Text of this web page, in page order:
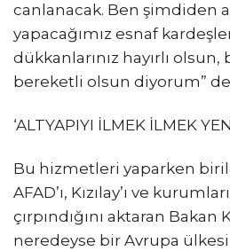
canlanacak. Ben şimdiden
yapacağımız esnaf
dükkanlarınız hayırlı olsun,
bereketli olsun diyorum”
‘ALTYAPIYI İLMEK İLMEK
Bu hizmetleri yaparken
AFAD’ı, Kızılay’ı ve
çırpındığını aktaran Bakan
neredeyse bir Avrupa